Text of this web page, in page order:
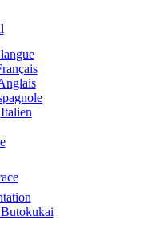
Italien